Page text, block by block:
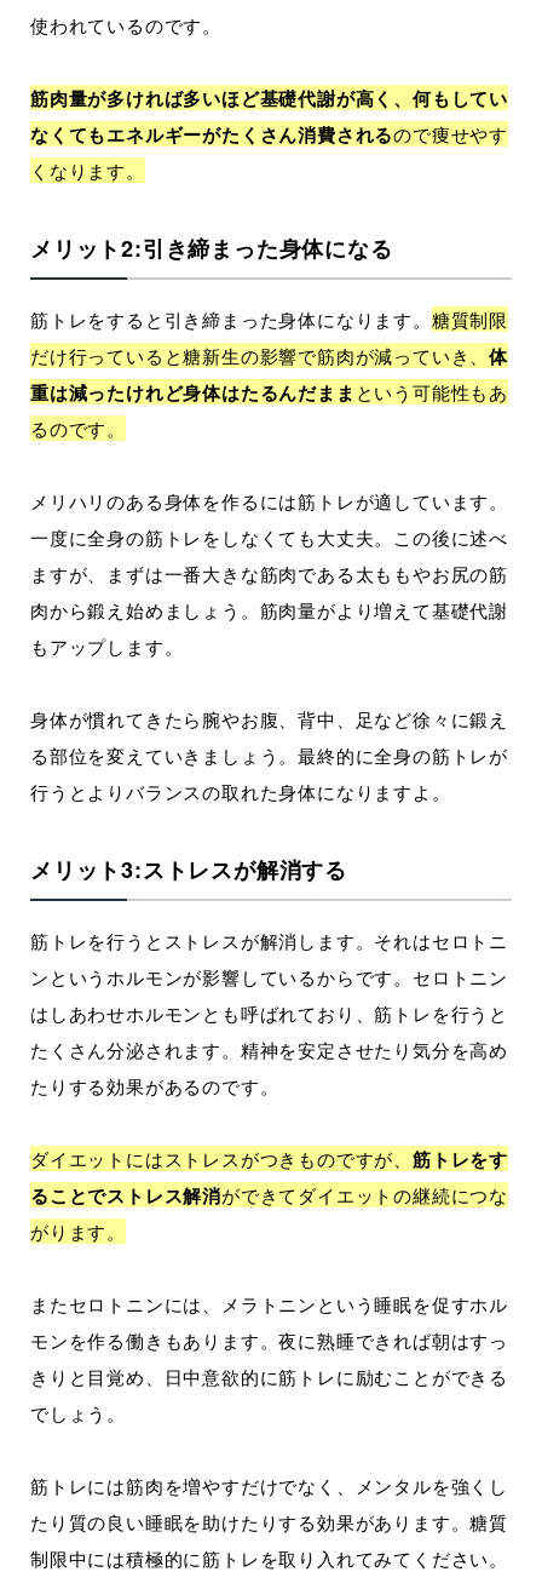
使われているのです。
筋肉量が多ければ多いほど基礎代謝が高く、何もしてい
なくてもエネルギーがたくさん消費されるので痩せやす
くなります。
メリット2:引き締まった身体になる
筋トレをすると引き締まった身体になります。 糖質制限
だけ行っていると糖新生の影響で筋肉が減っていき、体
重は減ったけれど身体はたるんだまま という可能性もあ
るのです。
メリハリのある身体を作るには筋トレが適しています。
一度に全身の筋トレをしなくても大丈夫。この後に述べ
ますが、まずは一番大きな筋肉である太ももやお尻の筋
肉から鍛え始めましょう。筋肉量がより増えて基礎代謝
もアップします。
身体が慣れてきたら腕やお腹、背中、足など徐々に鍛え
る部位を変えていきましょう。最終的に全身の筋トレが
行うとよりバランスの取れた身体になりますよ。
メリット3:ストレスが解消する
筋トレを行うとストレスが解消します。それはセロトニ
ンというホルモンが影響しているからです。セロトニン
はしあわせホルモンとも呼ばれており、筋トレを行うと
たくさん分泌されます。精神を安定させたり気分を高め
たりする効果があるのです。
ダイエットにはストレスがつきものですが、 筋トレをす
ることでストレス解消ができてダイエットの継続につな
がります。
またセロトニンには、メラトニンという睡眠を促すホル
モンを作る働きもあります。夜に熟睡できれば朝はすっ
きりと目覚め、日中意欲的に筋トレに励むことができる
でしょう。
筋トレには筋肉を増やすだけでなく、メンタルを強くし
たり質の良い睡眠を助けたりする効果があります。糖質
制限中には積極的に筋トレを取り入れてみてください。